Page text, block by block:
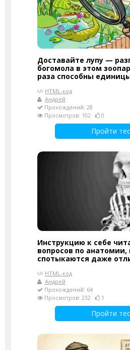
Доставайте лупу —
богомола в этом
раза способны
HTML-код
Андрей
Прохождений: 28
Просмотров: 102
0
Пройти
Инструкцию к себе
вопросов по анатомии,
спотыкаются даже
HTML-код
Андрей
Прохождений: 64
Просмотров: 232
1
Пройти